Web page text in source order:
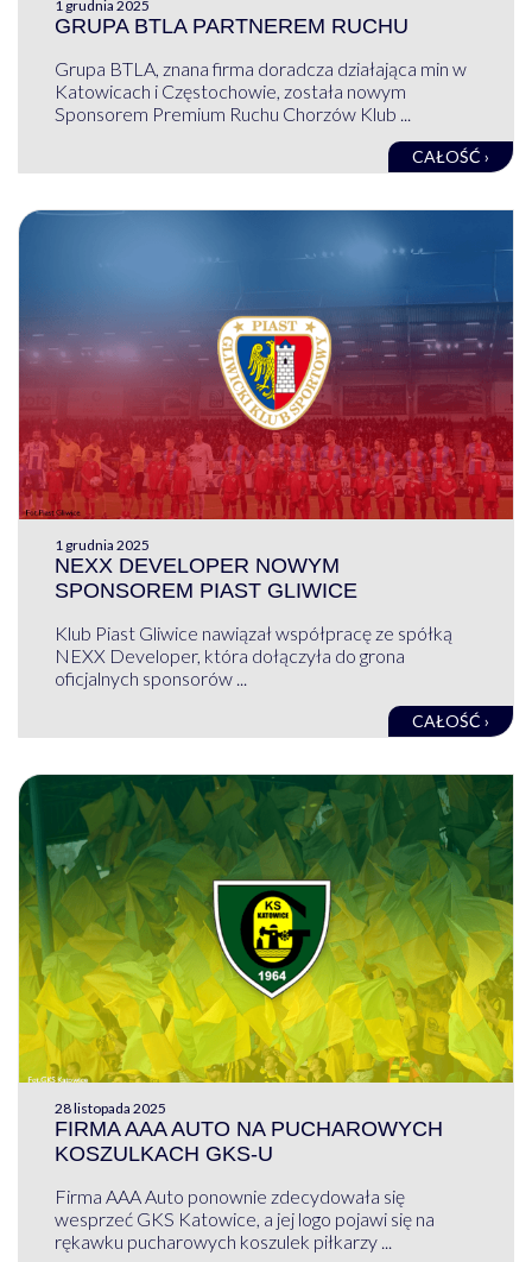
1 grudnia 2025
GRUPA BTLA PARTNEREM RUCHU
Grupa BTLA, znana firma doradcza działająca min w
Katowicach i Częstochowie, została nowym
Sponsorem Premium Ruchu Chorzów Klub ...
CAŁOŚĆ ›
1 grudnia 2025
NEXX DEVELOPER NOWYM
SPONSOREM PIAST GLIWICE
Klub Piast Gliwice nawiązał współpracę ze spółką
NEXX Developer, która dołączyła do grona
oficjalnych sponsorów ...
CAŁOŚĆ ›
28 listopada 2025
FIRMA AAA AUTO NA PUCHAROWYCH
KOSZULKACH GKS-U
Firma AAA Auto ponownie zdecydowała się
wesprzeć GKS Katowice, a jej logo pojawi się na
rękawku pucharowych koszulek piłkarzy ...